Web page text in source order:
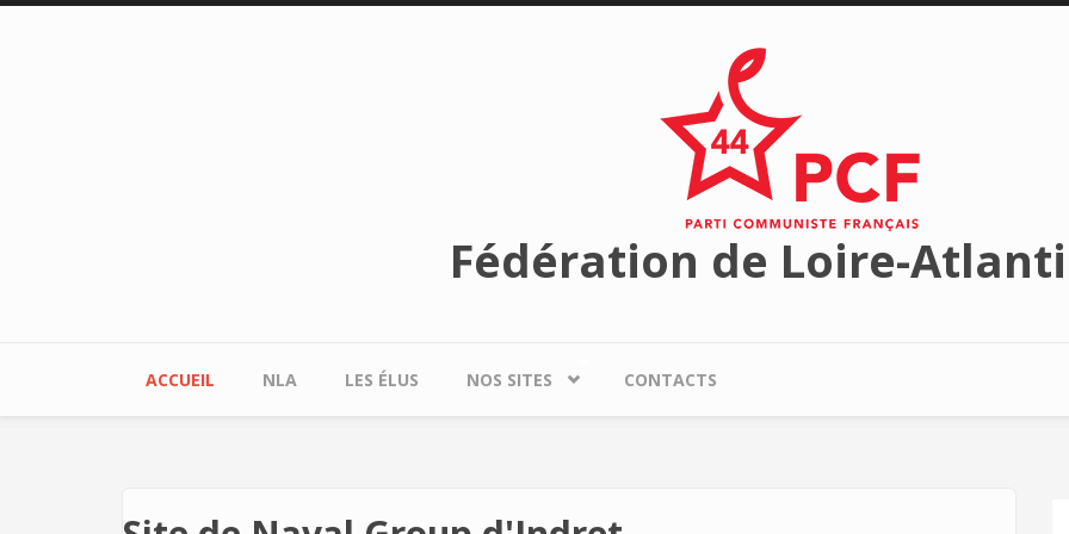
Aller au contenu principal
Fédération de Loire-
ACCUEIL NLA LES ÉLUS NOS SITES CONTACTS